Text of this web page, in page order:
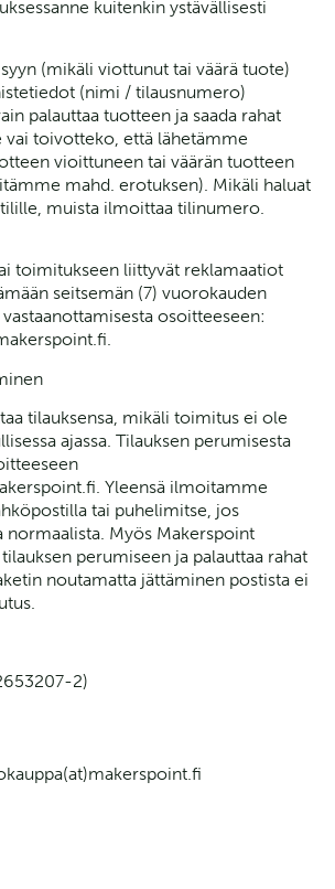
kuitenkin ystävällisesti
(mikäli viottunut tai väärä tuote)
(nimi / tilausnumero)
palauttaa tuotteen ja saada rahat
vai toivotteko, että lähetämme
vioittuneen tai väärän tuotteen
mahd. erotuksen). Mikäli haluat
muista ilmoittaa tilinumero.
toimitukseen liittyvät reklamaatiot
seitsemän (7) vuorokauden
osoitteeseen:
tilauksensa, mikäli toimitus ei ole
ajassa. Tilauksen perumisesta
Yleensä ilmoitamme
tai puhelimitse, jos
normaalista. Myös Makerspoint
perumiseen ja palauttaa rahat
noutamatta jättäminen postista ei
2)